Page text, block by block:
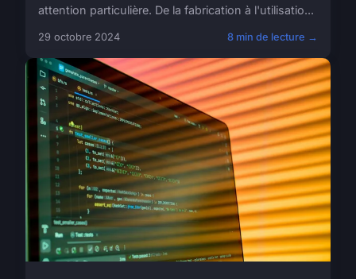
attention particulière. De la fabrication à l'utilisatio...
29 octobre 2024 8 min de lecture →